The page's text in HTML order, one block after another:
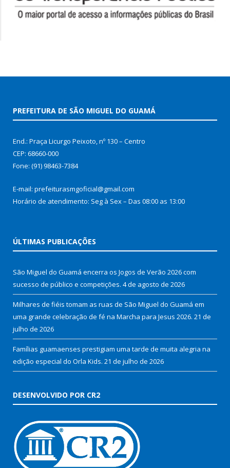
PREFEITURA DE SÃO MIGUEL DO GUAMÁ
End.: Praça Licurgo Peixoto, nº 130 – Centro
CEP: 68660-000
Fone: (91) 98463-7384
E-mail: prefeiturasmgoficial@gmail.com
Horário de atendimento: Seg à Sex – Das 08:00 as 13:00
ÚLTIMAS PUBLICAÇÕES
São Miguel do Guamá encerra os Jogos de Verão 2026 com
sucesso de público e competições. 4 de agosto de 2026
Milhares de fiéis tomam as ruas de São Miguel do Guamá em
uma grande celebração de fé na Marcha para Jesus 2026. 21 de
julho de 2026
Famílias guamaenses prestigiam uma tarde de muita alegria na
edição especial do Orla Kids. 21 de julho de 2026
DESENVOLVIDO POR CR2